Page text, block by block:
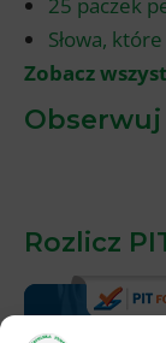
Słowa,
Zobacz
Obserwuj
Rozlicz